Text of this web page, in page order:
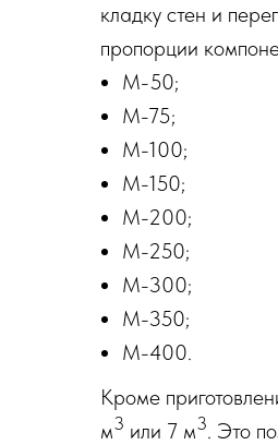
кладку стен и
пропорции
М-50;
М-75;
М-100;
М-150;
М-200;
М-250;
М-300;
М-350;
М-400.
Кроме
м3 или 7 м3. Это